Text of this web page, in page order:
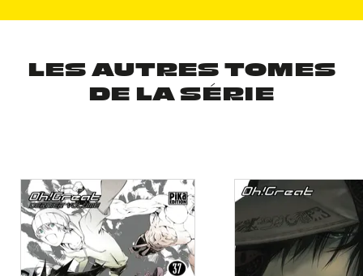
LES AUTRES TOMES
DE LA SÉRIE